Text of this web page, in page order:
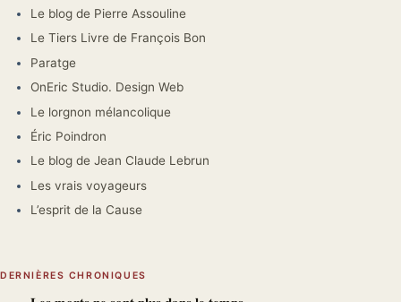
Le blog de Pierre Assouline
Le Tiers Livre de François Bon
Paratge
OnEric Studio. Design Web
Le lorgnon mélancolique
Éric Poindron
Le blog de Jean Claude Lebrun
Les vrais voyageurs
L’esprit de la Cause
DERNIÈRES CHRONIQUES